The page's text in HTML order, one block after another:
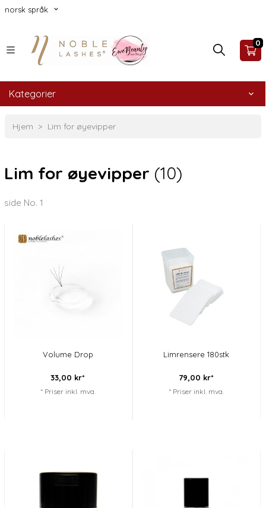
norsk språk
0
Kategorier
Hjem Lim for øyevipper
Lim for øyevipper (10)
side No. 1
Volume Drop
33,00 kr*
* Priser inkl. mva.
Limrensere 180stk
79,00 kr*
* Priser inkl. mva.